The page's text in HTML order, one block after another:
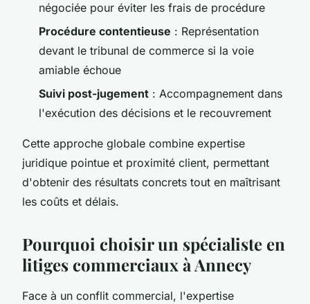
négociée pour éviter les frais de procédure
Procédure contentieuse : Représentation
devant le tribunal de commerce si la voie
amiable échoue
Suivi post-jugement : Accompagnement dans
l'exécution des décisions et le recouvrement
Cette approche globale combine expertise
juridique pointue et proximité client, permettant
d'obtenir des résultats concrets tout en maîtrisant
les coûts et délais.
Pourquoi choisir un spécialiste en
litiges commerciaux à Annecy
Face à un conflit commercial, l'expertise